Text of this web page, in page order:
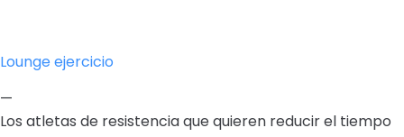
Lounge ejercicio
—
Los atletas de resistencia que quieren reducir el tiempo